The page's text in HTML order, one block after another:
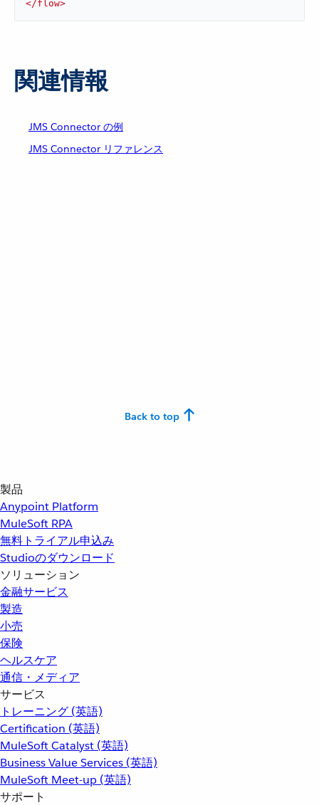
</flow>
関連情報
JMS Connector の例
JMS Connector リファレンス
Back to top
製品
Anypoint Platform
MuleSoft RPA
無料トライアル申込み
Studioのダウンロード
ソリューション
金融サービス
製造
小売
保険
ヘルスケア
通信・メディア
サービス
トレーニング (英語)
Certification (英語)
MuleSoft Catalyst (英語)
Business Value Services (英語)
MuleSoft Meet-up (英語)
サポート